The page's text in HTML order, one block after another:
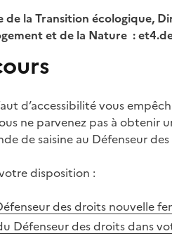
de la Transition écologique,
et de la Nature :
d’accessibilité vous
ne parvenez pas à
de saisine au Défenseur
disposition :
des droits nouvelle
Défenseur des droits dans